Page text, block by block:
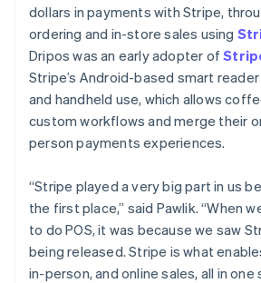
dollars in payments with Stripe,
ordering and in-store sales using
Dripos was an early adopter of
Stripe’s Android-based smart
and handheld use, which allows
custom workflows and merge their
person payments experiences.
“Stripe played a very big part in us
the first place,” said Pawlik. “When
to do POS, it was because we saw
being released. Stripe is what
in-person, and online sales, all in one
English
เขตบริหารพิเศษฮ่องกง ประเทศจีน
แคนาดา
English Français
โครเอเชีย
EnglishItaliano
จีนแผ่นดินใหญ่
简体中文English